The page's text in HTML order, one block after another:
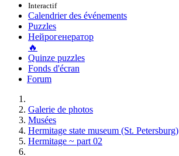
Interactif
Calendrier des événements
Puzzles
Нейрогенератор
🔥
Quinze puzzles
Fonds d'écran
Forum
Galerie de photos
Musées
Hermitage state museum (St. Petersburg)
Hermitage ~ part 02